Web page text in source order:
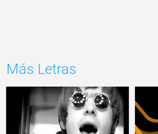
Más Letras